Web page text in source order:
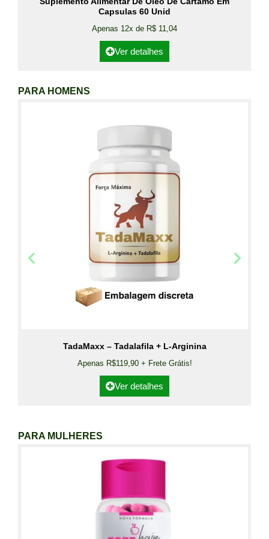
Capsulas 60 Unid
Apenas 12x de R$ 11,04
Ver detalhes
PARA HOMENS
TadaMaxx – Tadalafila + L-Arginina
Apenas R$119,90 + Frete Grátis!
Ver detalhes
PARA MULHERES